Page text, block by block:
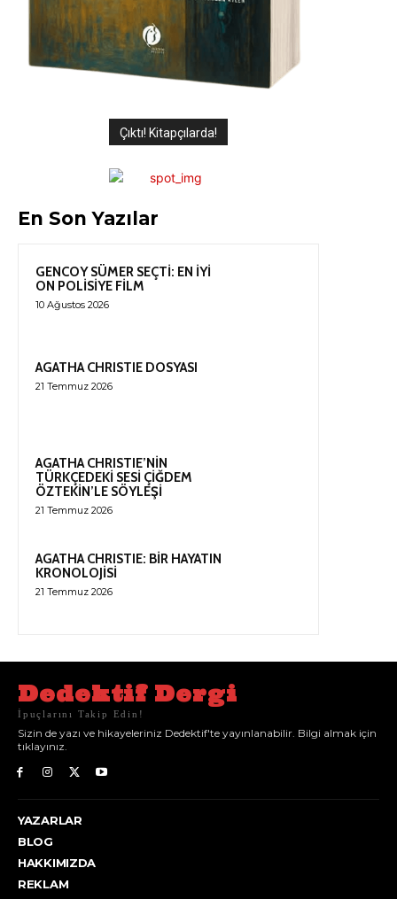
Çıktı! Kitapçılarda!
En Son Yazılar
GENCOY SÜMER SEÇTİ: EN İYİ
ON POLİSİYE FİLM
10 Ağustos 2026
AGATHA CHRISTIE DOSYASI
21 Temmuz 2026
AGATHA CHRISTIE’NİN
TÜRKÇEDEKİ SESİ ÇİĞDEM
ÖZTEKİN’LE SÖYLEŞİ
21 Temmuz 2026
AGATHA CHRISTIE: BİR HAYATIN
KRONOLOJİSİ
21 Temmuz 2026
Dedektif Dergi
İpuçlarını Takip Edin!
Sizin de yazı ve hikayeleriniz Dedektif'te yayınlanabilir. Bilgi almak için
tıklayınız.
YAZARLAR
BLOG
HAKKIMIZDA
REKLAM